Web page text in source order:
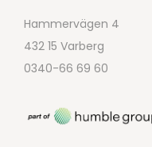
Hammervägen 4
432 15 Varberg
0340-66 69 60